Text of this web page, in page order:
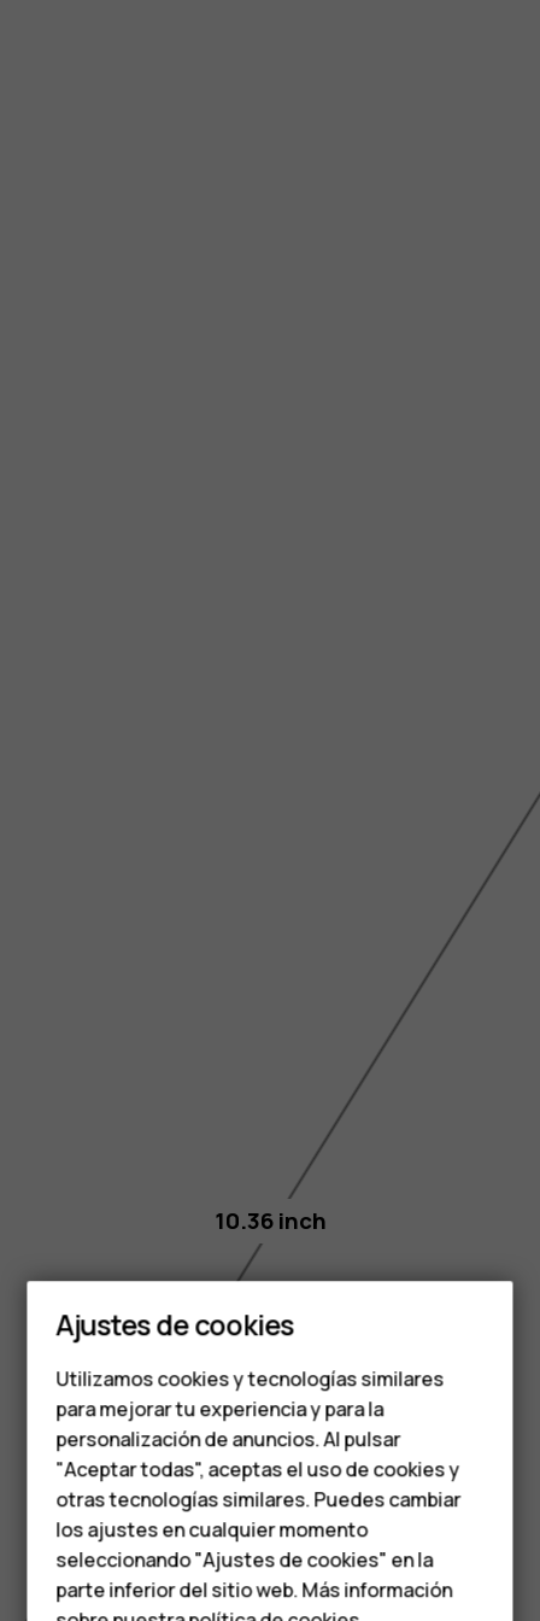
Smartphones
Teléfonos clásicos
Teléfonos para
personas mayores
Accesorios
HMD Terra M
Para empresas
10.36 inch
Ajustes de cookies
Utilizamos cookies y tecnologías similares
para mejorar tu experiencia y para la
personalización de anuncios. Al pulsar
"Aceptar todas", aceptas el uso de cookies y
otras tecnologías similares. Puedes cambiar
los ajustes en cualquier momento
seleccionando "Ajustes de cookies" en la
parte inferior del sitio web. Más información